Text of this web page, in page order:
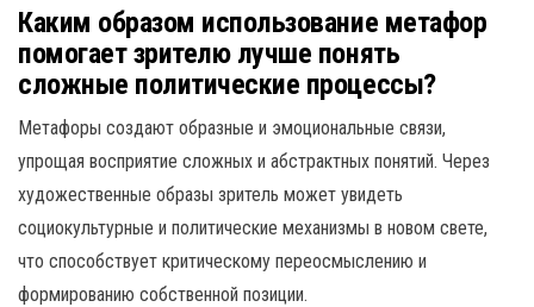
Каким образом использование метафор
помогает зрителю лучше понять
сложные политические процессы?
Метафоры создают образные и эмоциональные связи,
упрощая восприятие сложных и абстрактных понятий. Через
художественные образы зритель может увидеть
социокультурные и политические механизмы в новом свете,
что способствует критическому переосмыслению и
формированию собственной позиции.